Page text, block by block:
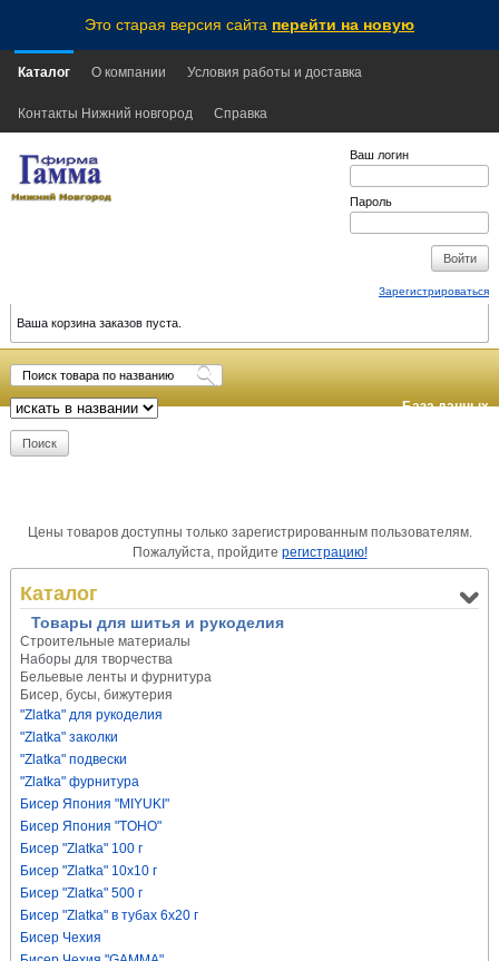
Это старая версия сайта перейти на новую
Каталог О компании Условия работы и доставка
Контакты Нижний новгород Справка
Ваш логин
Пароль
Зарегистрироваться
Ваша корзина заказов пуста.
База данных
Цены товаров доступны только зарегистрированным пользователям.
Пожалуйста, пройдите регистрацию!
Каталог
Товары для шитья и рукоделия
Строительные материалы
Наборы для творчества
Бельевые ленты и фурнитура
Бисер, бусы, бижутерия
"Zlatka" для рукоделия
"Zlatka" заколки
"Zlatka" подвески
"Zlatka" фурнитура
Бисер Япония "MIYUKI"
Бисер Япония "TOHO"
Бисер "Zlatka" 100 г
Бисер "Zlatka" 10х10 г
Бисер "Zlatka" 500 г
Бисер "Zlatka" в тубах 6х20 г
Бисер Чехия